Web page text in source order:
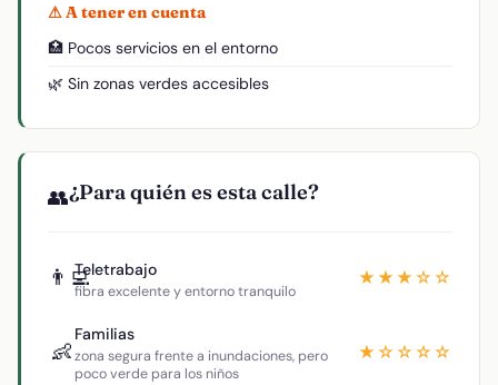
⚠ A tener en cuenta
🏥 Pocos servicios en el entorno
🌿 Sin zonas verdes accesibles
👥¿Para quién es esta calle?
👨‍💻Teletrabajo
fibra excelente y entorno tranquilo
★★★☆☆
👶
Familias
zona segura frente a inundaciones, pero
poco verde para los niños
★☆☆☆☆